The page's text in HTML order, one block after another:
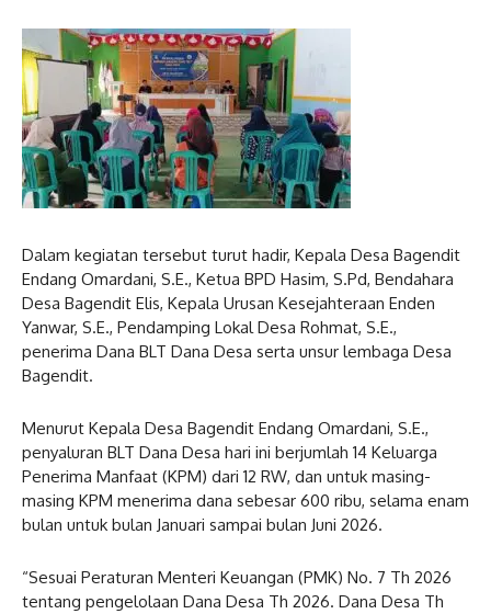
Dalam kegiatan tersebut turut hadir, Kepala Desa Bagendit
Endang Omardani, S.E., Ketua BPD Hasim, S.Pd, Bendahara
Desa Bagendit Elis, Kepala Urusan Kesejahteraan Enden
Yanwar, S.E., Pendamping Lokal Desa Rohmat, S.E.,
penerima Dana BLT Dana Desa serta unsur lembaga Desa
Bagendit.
Menurut Kepala Desa Bagendit Endang Omardani, S.E.,
penyaluran BLT Dana Desa hari ini berjumlah 14 Keluarga
Penerima Manfaat (KPM) dari 12 RW, dan untuk masing-
masing KPM menerima dana sebesar 600 ribu, selama enam
bulan untuk bulan Januari sampai bulan Juni 2026.
“Sesuai Peraturan Menteri Keuangan (PMK) No. 7 Th 2026
tentang pengelolaan Dana Desa Th 2026. Dana Desa Th